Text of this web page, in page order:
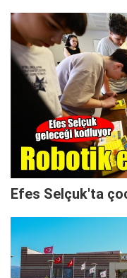
Efes Selçuk'ta